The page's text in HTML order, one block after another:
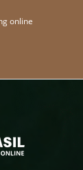
online